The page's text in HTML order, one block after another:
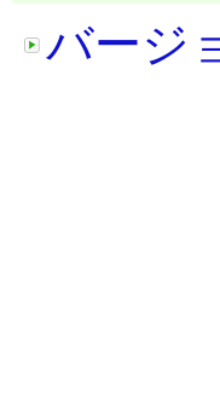
バージ